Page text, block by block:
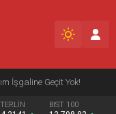
İşgaline Geçit Yok!
BIST 100